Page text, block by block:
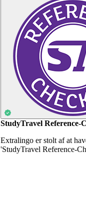
StudyTravel Reference-
Extralingo er stolt af at
'StudyTravel Reference-